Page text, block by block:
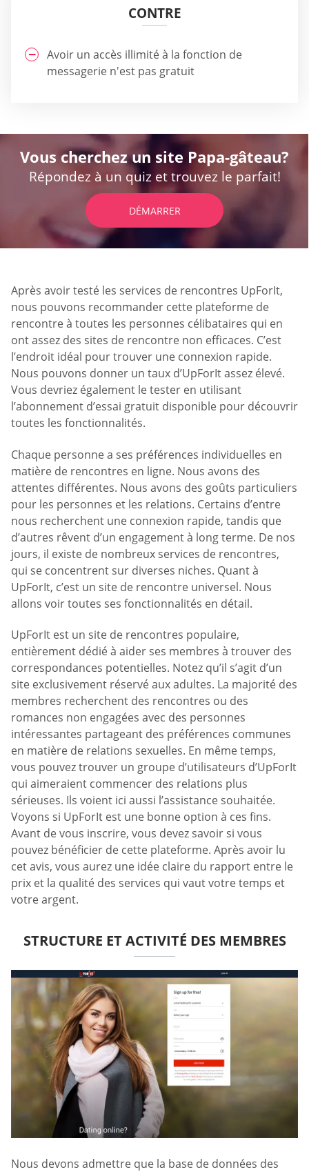
CONTRE
Avoir un accès illimité à la fonction de
messagerie n'est pas gratuit
Vous cherchez un site Papa-gâteau?
Répondez à un quiz et trouvez le parfait!
DÉMARRER
Après avoir testé les services de rencontres UpForIt,
nous pouvons recommander cette plateforme de
rencontre à toutes les personnes célibataires qui en
ont assez des sites de rencontre non efficaces. C’est
l’endroit idéal pour trouver une connexion rapide.
Nous pouvons donner un taux d’UpForIt assez élevé.
Vous devriez également le tester en utilisant
l’abonnement d’essai gratuit disponible pour découvrir
toutes les fonctionnalités.
Chaque personne a ses préférences individuelles en
matière de rencontres en ligne. Nous avons des
attentes différentes. Nous avons des goûts particuliers
pour les personnes et les relations. Certains d’entre
nous recherchent une connexion rapide, tandis que
d’autres rêvent d’un engagement à long terme. De nos
jours, il existe de nombreux services de rencontres,
qui se concentrent sur diverses niches. Quant à
UpForIt, c’est un site de rencontre universel. Nous
allons voir toutes ses fonctionnalités en détail.
UpForIt est un site de rencontres populaire,
entièrement dédié à aider ses membres à trouver des
correspondances potentielles. Notez qu’il s’agit d’un
site exclusivement réservé aux adultes. La majorité des
membres recherchent des rencontres ou des
romances non engagées avec des personnes
intéressantes partageant des préférences communes
en matière de relations sexuelles. En même temps,
vous pouvez trouver un groupe d’utilisateurs d’UpForIt
qui aimeraient commencer des relations plus
sérieuses. Ils voient ici aussi l’assistance souhaitée.
Voyons si UpForIt est une bonne option à ces fins.
Avant de vous inscrire, vous devez savoir si vous
pouvez bénéficier de cette plateforme. Après avoir lu
cet avis, vous aurez une idée claire du rapport entre le
prix et la qualité des services qui vaut votre temps et
votre argent.
STRUCTURE ET ACTIVITÉ DES MEMBRES
Nous devons admettre que la base de données des